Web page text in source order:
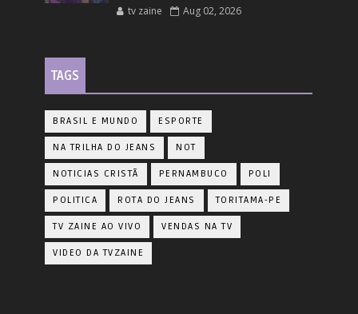
tv zaine Aug 02, 2026
TAGS
BRASIL E MUNDO ESPORTE
NA TRILHA DO JEANS NOT
NOTICIAS CRISTÃ PERNAMBUCO POLI
POLITICA ROTA DO JEANS TORITAMA-PE
TV ZAINE AO VIVO VENDAS NA TV
VIDEO DA TVZAINE